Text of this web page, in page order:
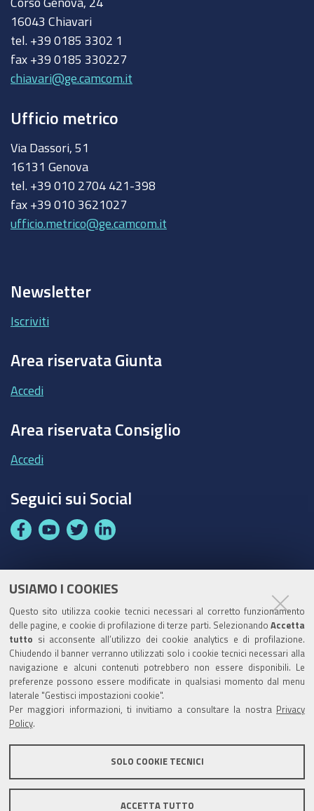
USIAMO I COOKIES
Questo sito utilizza cookie tecnici necessari al corretto funzionamento
delle pagine, e cookie di profilazione di terze parti. Selezionando Accetta
tutto si acconsente all’utilizzo dei cookie analytics e di profilazione.
Chiudendo il banner verranno utilizzati solo i cookie tecnici necessari alla
navigazione e alcuni contenuti potrebbero non essere disponibili. Le
preferenze possono essere modificate in qualsiasi momento dal menu
laterale "Gestisci impostazioni cookie".
Per maggiori informazioni, ti invitiamo a consultare la nostra
Privacy
Policy
SOLO COOKIE TECNICI
ACCETTA TUTTO
16043 Chiavari
tel. +39 0185 3302 1
fax +39 0185 330227
chiavari@ge.camcom.it
Ufficio metrico
Via Dassori, 51
16131 Genova
tel. +39 010 2704 421-398
fax +39 010 3621027
ufficio.metrico@ge.camcom.it
Newsletter
Iscriviti
Area riservata Giunta
Accedi
Area riservata Consiglio
Accedi
Seguici sui Social
F
e
o
o
k
Y
t
b
e
T
t
e
r
L
k
d
I
n
Codice Univoco Ufficio:UF1SDE
I soggetti privati potranno effettuare i pagamenti
tramite PagoPA con Modalità diretta o con Avviso di
pagamento al seguente linkPaga con PagoPA
Codice IBAN per le pubbliche amministrazioni
Banca D’Italia: IT96Z0100004306TU0000007079